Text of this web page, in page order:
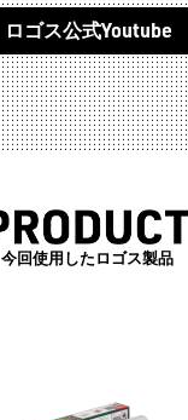
ロゴス公式Youtube
今回使用したロゴス製品